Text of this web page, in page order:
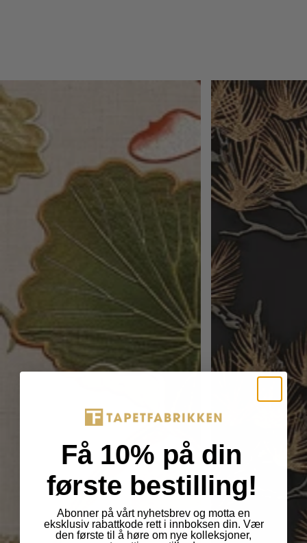
Få 10% på din
første bestilling!
Abonner på vårt nyhetsbrev og motta en
eksklusiv rabattkode rett i innboksen din. Vær
den første til å høre om nye kolleksjoner,